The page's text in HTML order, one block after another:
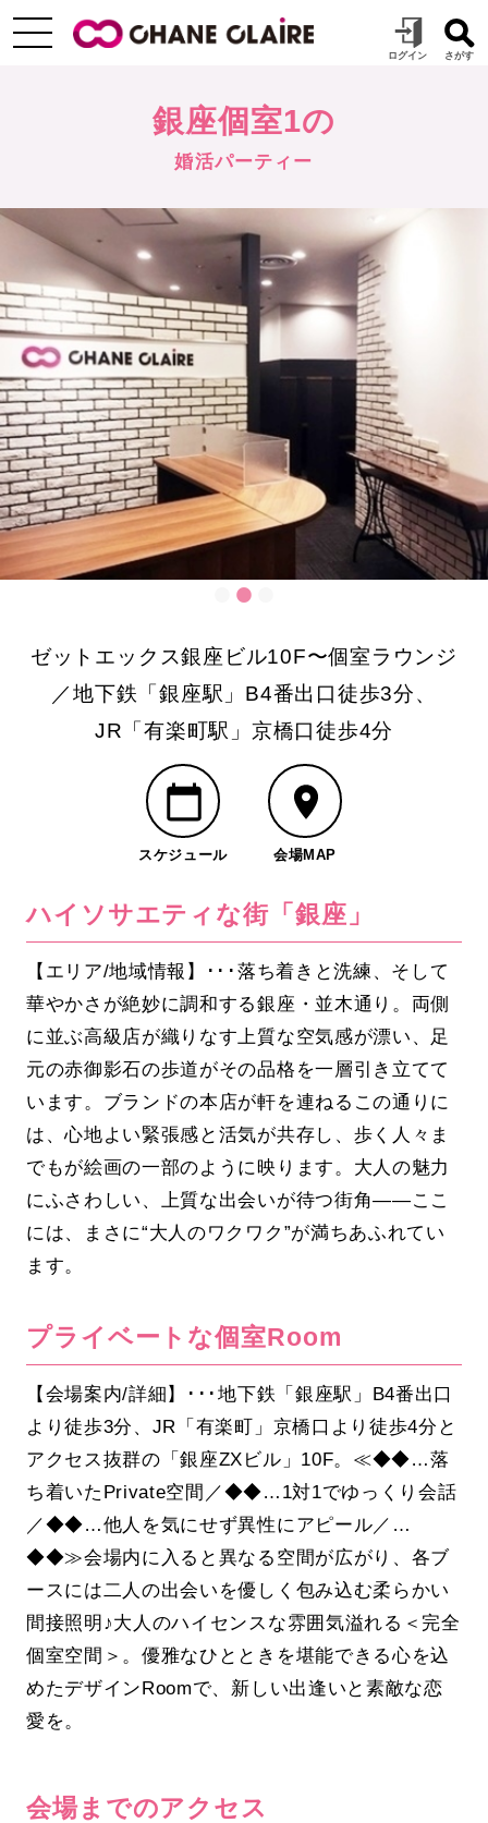
銀座個室1の
婚活パーティー
ゼットエックス銀座ビル10F〜個室ラウンジ
／地下鉄「銀座駅」B4番出口徒歩3分、
JR「有楽町駅」京橋口徒歩4分
スケジュール 会場MAP
ハイソサエティな街「銀座」
【エリア/地域情報】･･･落ち着きと洗練、そして
華やかさが絶妙に調和する銀座・並木通り。両側
に並ぶ高級店が織りなす上質な空気感が漂い、足
元の赤御影石の歩道がその品格を一層引き立てて
います。ブランドの本店が軒を連ねるこの通りに
は、心地よい緊張感と活気が共存し、歩く人々ま
でもが絵画の一部のように映ります。大人の魅力
にふさわしい、上質な出会いが待つ街角――ここ
には、まさに“大人のワクワク”が満ちあふれてい
ます。
プライベートな個室Room
【会場案内/詳細】･･･地下鉄「銀座駅」B4番出口
より徒歩3分、JR「有楽町」京橋口より徒歩4分と
アクセス抜群の「銀座ZXビル」10F。≪◆◆…落
ち着いたPrivate空間／◆◆…1対1でゆっくり会話
／◆◆…他人を気にせず異性にアピール／…
◆◆≫会場内に入ると異なる空間が広がり、各ブ
ースには二人の出会いを優しく包み込む柔らかい
間接照明♪大人のハイセンスな雰囲気溢れる＜完全
個室空間＞。優雅なひとときを堪能できる心を込
めたデザインRoomで、新しい出逢いと素敵な恋
愛を。
会場までのアクセス